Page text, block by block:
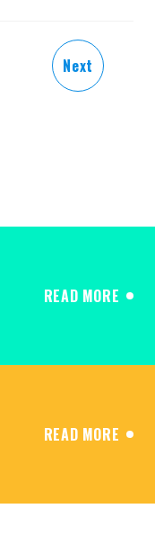
Next
READ MORE
READ MORE